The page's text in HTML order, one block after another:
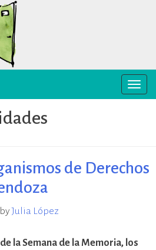
para
de
antes
Toggle
de Derechos
byJulia López
la Semana de la Memoria, los